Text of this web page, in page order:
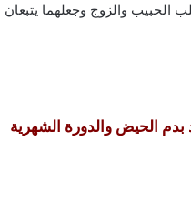
الحبيب والزوج وجعلهما
بدم الحيض والدورة الشهرية